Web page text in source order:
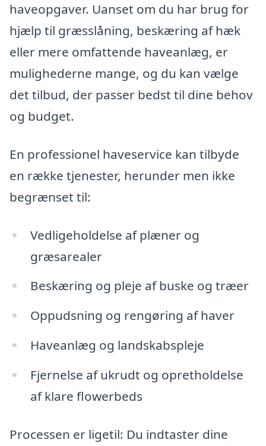
haveopgaver. Uanset om du har brug for
hjælp til græsslåning, beskæring af hæk
eller mere omfattende haveanlæg, er
mulighederne mange, og du kan vælge
det tilbud, der passer bedst til dine behov
og budget.
En professionel haveservice kan tilbyde
en række tjenester, herunder men ikke
begrænset til:
Vedligeholdelse af plæner og
græsarealer
Beskæring og pleje af buske og træer
Oppudsning og rengøring af haver
Haveanlæg og landskabspleje
Fjernelse af ukrudt og opretholdelse
af klare flowerbeds
Processen er ligetil: Du indtaster dine